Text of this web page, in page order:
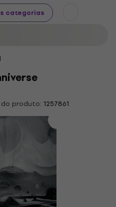
categorias
produto: 1257861